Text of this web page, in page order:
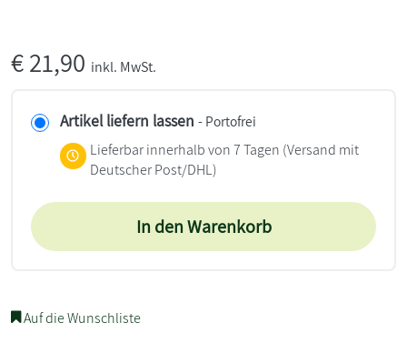
€21,90 inkl. MwSt.
Artikel liefern lassen - Portofrei
Lieferbar innerhalb von 7 Tagen (Versand mit
Deutscher Post/DHL)
In den Warenkorb
Auf die Wunschliste